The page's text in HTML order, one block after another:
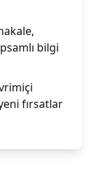
bilgi
fırsatlar